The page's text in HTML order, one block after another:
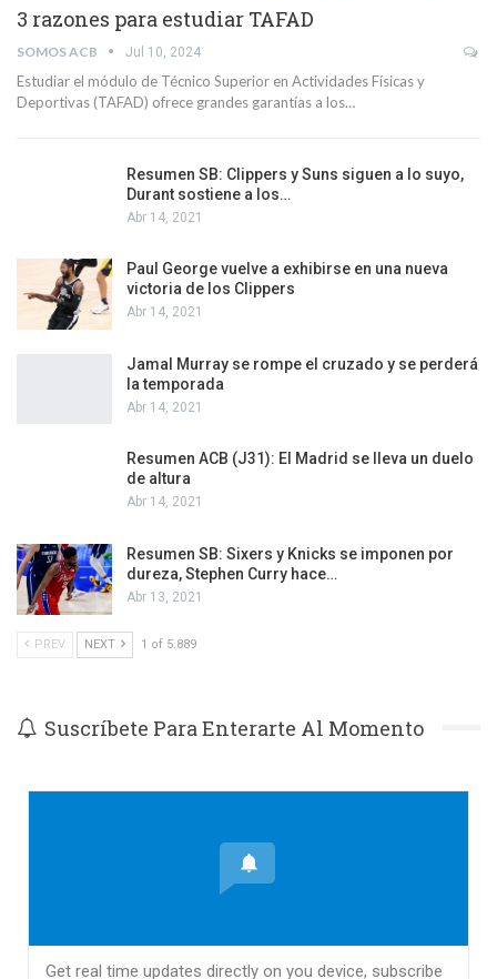
3 razones para estudiar TAFAD
SOMOS ACB Jul 10, 2024
Estudiar el módulo de Técnico Superior en Actividades Físicas y
Deportivas (TAFAD) ofrece grandes garantías a los…
Resumen SB: Clippers y Suns siguen a lo suyo,
Durant sostiene a los…
Abr 14, 2021
Paul George vuelve a exhibirse en una nueva
victoria de los Clippers
Abr 14, 2021
Jamal Murray se rompe el cruzado y se perderá
la temporada
Abr 14, 2021
Resumen ACB (J31): El Madrid se lleva un duelo
de altura
Abr 14, 2021
Resumen SB: Sixers y Knicks se imponen por
dureza, Stephen Curry hace…
Abr 13, 2021
PREV NEXT 1 of 5.889
Suscríbete Para Enterarte Al Momento
Get real time updates directly on you device, subscribe